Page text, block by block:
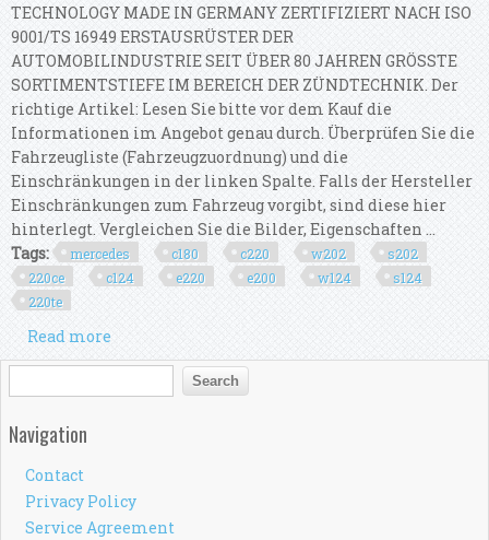
TECHNOLOGY MADE IN GERMANY ZERTIFIZIERT NACH ISO
9001/TS 16949 ERSTAUSRÜSTER DER
AUTOMOBILINDUSTRIE SEIT ÜBER 80 JAHREN GRÖSSTE
SORTIMENTSTIEFE IM BEREICH DER ZÜNDTECHNIK. Der
richtige Artikel: Lesen Sie bitte vor dem Kauf die
Informationen im Angebot genau durch. Überprüfen Sie die
Fahrzeugliste (Fahrzeugzuordnung) und die
Einschränkungen in der linken Spalte. Falls der Hersteller
Einschränkungen zum Fahrzeug vorgibt, sind diese hier
hinterlegt. Vergleichen Sie die Bilder, Eigenschaften ...
Tags:
mercedes c180 c220 w202
s202
220ce
c124 e220 e200 w124
s124
220te
Read more
220ce C124 E220 E200 W124 C124 S124 220te
Search form
Search
Navigation
Contact
Privacy Policy
Service Agreement